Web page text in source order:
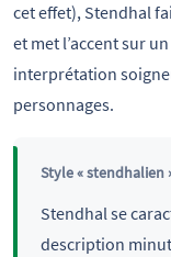
cet effet), Stendhal
et met l’accent sur
interprétation
personnages.
Style « stendhalien
Stendhal se
description